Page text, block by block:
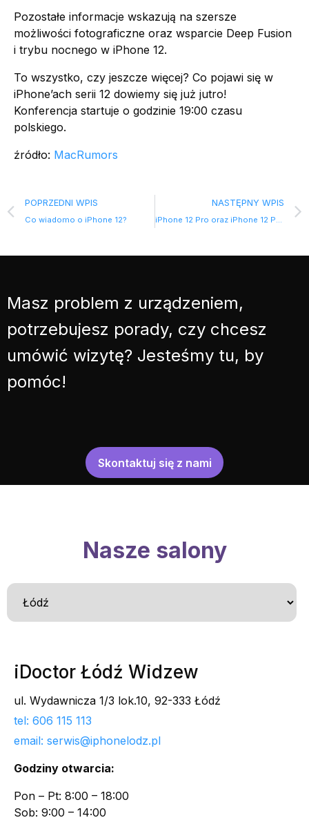
Pozostałe informacje wskazują na szersze
możliwości fotograficzne oraz wsparcie Deep Fusion
i trybu nocnego w iPhone 12.
To wszystko, czy jeszcze więcej? Co pojawi się w
iPhone’ach serii 12 dowiemy się już jutro!
Konferencja startuje o godzinie 19:00 czasu
polskiego.
źródło: MacRumors
POPRZEDNI WPIS
Co wiadomo o iPhone 12?
NASTĘPNY WPIS
iPhone 12 Pro oraz iPhone 12 Pro Max
Masz problem z urządzeniem,
potrzebujesz porady, czy chcesz
umówić wizytę? Jesteśmy tu, by
pomóc!
Skontaktuj się z nami
Nasze salony
iDoctor Łódź Widzew
ul. Wydawnicza 1/3 lok.10, 92-333 Łódź
tel: 606 115 113
email: serwis@iphonelodz.pl
Godziny otwarcia:
Pon – Pt: 8:00 – 18:00
Sob: 9:00 – 14:00